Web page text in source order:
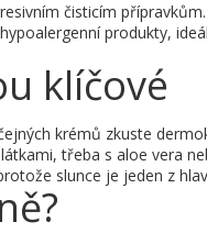
čisticím
produkty,
klíčové
krémů zkuste
třeba s aloe vera
slunce je jeden z